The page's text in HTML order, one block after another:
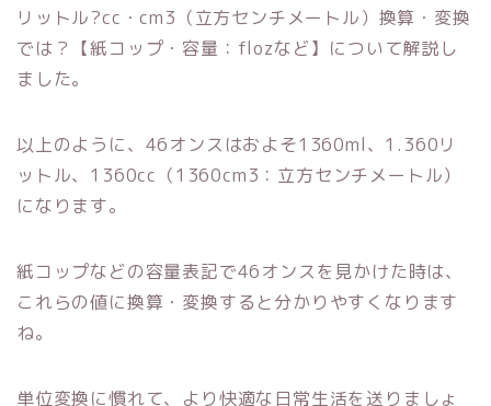
リットル?cc・cm3（立方センチメートル）換算・変換
では？【紙コップ・容量：flozなど】について解説し
ました。
以上のように、46オンスはおよそ1360ml、1.360リ
ットル、1360cc（1360cm3：立方センチメートル）
になります。
紙コップなどの容量表記で46オンスを見かけた時は、
これらの値に換算・変換すると分かりやすくなります
ね。
単位変換に慣れて、より快適な日常生活を送りましょ